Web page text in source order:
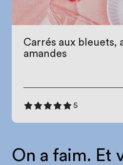
Carrés aux bleuets,
amandes
5
On a faim. Et